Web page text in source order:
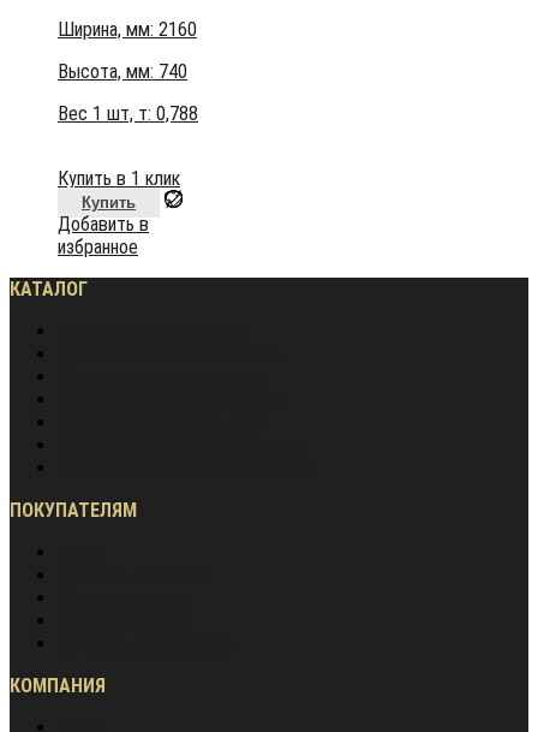
Ширина, мм: 2160
Высота, мм: 740
Вес 1 шт, т: 0,788
Купить в 1 клик
Купить
Добавить в
избранное
КАТАЛОГ
ПОКУПАТЕЛЯМ
КОМПАНИЯ